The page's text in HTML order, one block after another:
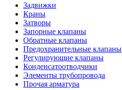
Задвижки
Краны
Затворы
Запорные клапаны
Обратные клапаны
Предохранительные клапаны
Регулирующие клапаны
Конденсатоотводчики
Элементы трубопровода
Прочая арматура